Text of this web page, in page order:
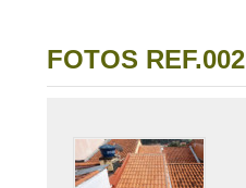
FOTOS REF.002